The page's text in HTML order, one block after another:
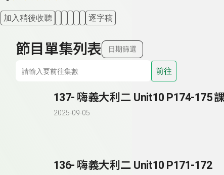
加入稍後收聽 逐字稿
節目單集列表 日期篩選
前往
137- 嗨義大利二 Unit10 P174-175
2025-09-05
136- 嗨義大利二 Unit10 P171-172